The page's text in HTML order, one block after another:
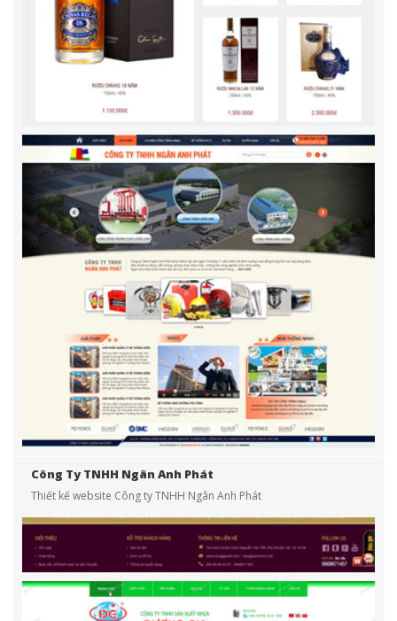
Công Ty TNHH Ngân Anh Phát
Thiết kế website Công ty TNHH Ngân Anh Phát